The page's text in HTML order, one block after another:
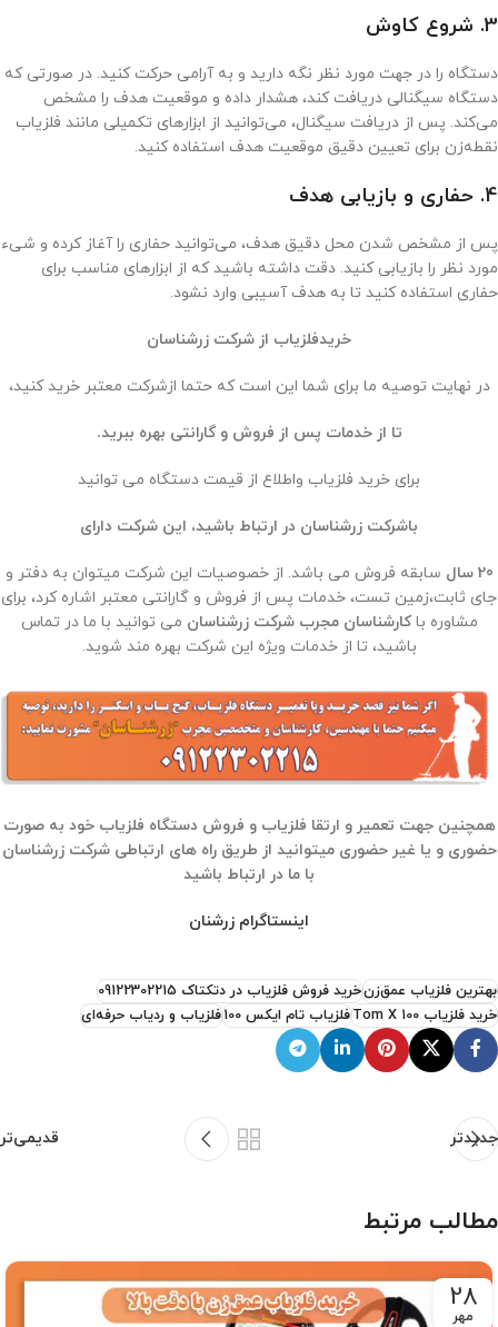
3. شروع کاوش
دستگاه را در جهت مورد نظر نگه دارید و به آرامی حرکت کنید. در صورتی که
دستگاه سیگنالی دریافت کند، هشدار داده و موقعیت هدف را مشخص
می‌کند. پس از دریافت سیگنال، می‌توانید از ابزارهای تکمیلی مانند فلزیاب
نقطه‌زن برای تعیین دقیق موقعیت هدف استفاده کنید.
4. حفاری و بازیابی هدف
پس از مشخص شدن محل دقیق هدف، می‌توانید حفاری را آغاز کرده و شیء
مورد نظر را بازیابی کنید. دقت داشته باشید که از ابزارهای مناسب برای
حفاری استفاده کنید تا به هدف آسیبی وارد نشود.
خریدفلزیاب از شرکت زرشناسان
در نهایت توصیه ما برای شما این است که حتما ازشرکت معتبر خرید کنید،
تا از خدمات پس از فروش و گارانتی بهره ببرید.
برای خرید فلزیاب واطلاع از قیمت دستگاه می توانید
باشرکت زرشناسان در ارتباط باشید، این شرکت دارای
20 سال
سابقه فروش می باشد. از خصوصیات این شرکت میتوان به دفتر و
جای ثابت،زمین تست، خدمات پس از فروش و گارانتی معتبر اشاره کرد، برای
مشاوره باکارشناسان مجرب شرکت زرشناسان می توانید با ما در تماس
باشید، تا از خدمات ویژه این شرکت بهره مند شوید.
همچنین جهت تعمیر و ارتقا فلزیاب و فروش دستگاه فلزیاب خود به صورت
حضوری و یا غیر حضوری میتوانید از طریق راه های ارتباطی شرکت زرشناسان
با ما در ارتباط باشید
اینستاگرام زرشنان
بهترین فلزیاب عمق‌زنخرید فروش فلزیاب در دتکتاک 09122302215
خرید فلزیاب Tom X 100
فلزیاب تام ایکس 100 فلزیاب و ردیاب حرفه‌ای
جدیدتر قدیمی‌تر
مطالب مرتبط
28
مهر